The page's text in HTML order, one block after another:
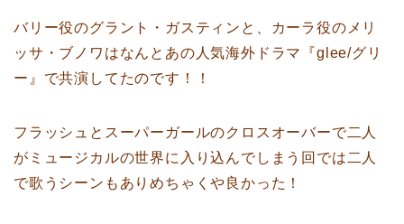
バリー役のグラント・ガスティンと、カーラ役のメリ
ッサ・ブノワはなんとあの人気海外ドラマ『glee/グリ
ー』で共演してたのです！！
フラッシュとスーパーガールのクロスオーバーで二人
がミュージカルの世界に入り込んでしまう回では二人
で歌うシーンもありめちゃくや良かった！